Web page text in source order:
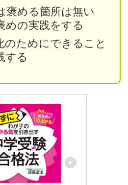
褒める箇所は無い
めの実践をする
のためにできること
する